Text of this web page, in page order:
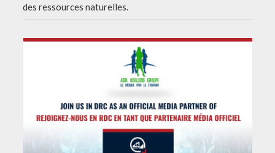
des ressources naturelles.